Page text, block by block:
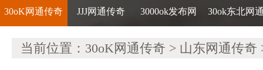
30oK网通传奇 JJJ网通传奇 3000ok发布网 30ok东北网
当前位置： 30oK网通传奇 > 山东网通传奇